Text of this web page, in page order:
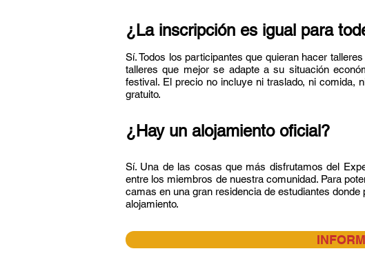
¿La inscripción es igual para
Sí. Todos los participantes que quieran hacer
talleres que mejor se adapte a su situación
festival. El precio no incluye ni traslado, ni comida,
gratuito.
¿Hay un alojamiento oficial?
Sí. Una de las cosas que más disfrutamos del
entre los miembros de nuestra comunidad. Para
camas en una gran residencia de estudiantes
alojamiento.